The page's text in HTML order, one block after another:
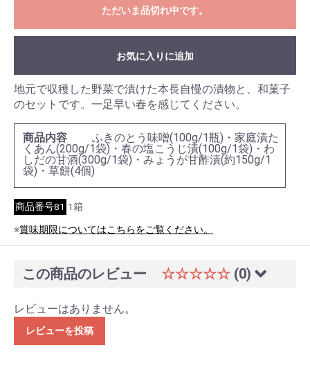
ただいま品切れ中です。
お気に入りに追加
地元で収穫した野菜で漬けた本長自慢の漬物と、和菓子
のセットです。一足早い春を感じてください。
商品内容
ふきのとう味噌(100g/1瓶)・家庭漬た
くあん(200g/1袋)・春の塩こうじ漬(100g/1袋)・わ
しだの甘酒(300g/1袋)・みょうが甘酢漬(約150g/1
袋)・草餅(4個)
商品番号81 1箱
※賞味期限についてはこちらをご覧ください。
この商品のレビュー ☆☆☆☆☆ (0)
レビューはありません。
レビューを投稿